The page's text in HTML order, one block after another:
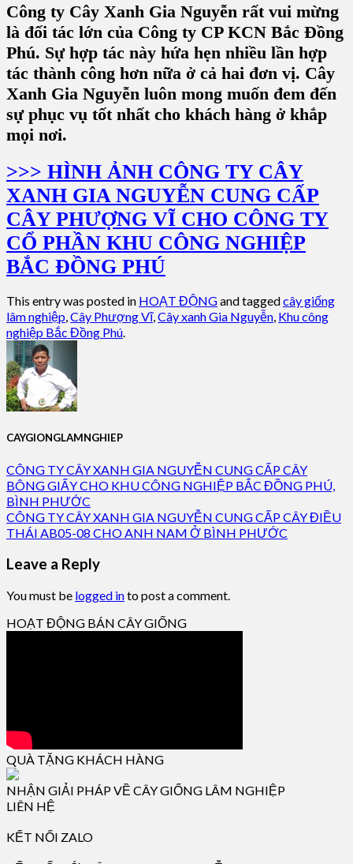
Công ty Cây Xanh Gia Nguyễn rất vui mừng
là đối tác lớn của Công ty CP KCN Bắc Đồng
Phú. Sự hợp tác này hứa hẹn nhiều lần hợp
tác thành công hơn nữa ở cả hai đơn vị. Cây
Xanh Gia Nguyễn luôn mong muốn đem đến
sự phục vụ tốt nhất cho khách hàng ở khắp
mọi nơi.
>>> HÌNH ẢNH CÔNG TY CÂY
XANH GIA NGUYỄN CUNG CẤP
CÂY PHƯỢNG VĨ CHO CÔNG TY
CỔ PHẦN KHU CÔNG NGHIỆP
BẮC ĐỒNG PHÚ
This entry was posted in HOẠT ĐỘNGand taggedcây giống
lâm nghiệp,Cây Phượng Vĩ,Cây xanh Gia Nguyễn, Khu công
nghiệp Bắc Đồng Phú.
CAYGIONGLAMNGHIEP
CÔNG TY CÂY XANH GIA NGUYỄN CUNG CẤP CÂY
BÔNG GIẤY CHO KHU CÔNG NGHIỆP BẮC ĐỒNG PHÚ,
BÌNH PHƯỚC
CÔNG TY CÂY XANH GIA NGUYỄN CUNG CẤP CÂY ĐIỀU
THÁI AB05-08 CHO ANH NAM Ở BÌNH PHƯỚC
Leave a Reply
You must be logged into post a comment.
HOẠT ĐỘNG BÁN CÂY GIỐNG
QUÀ TẶNG KHÁCH HÀNG
NHẬN GIẢI PHÁP VỀ CÂY GIỐNG LÂM NGHIỆP
LIÊN HỆ
KẾT NỐI ZALO